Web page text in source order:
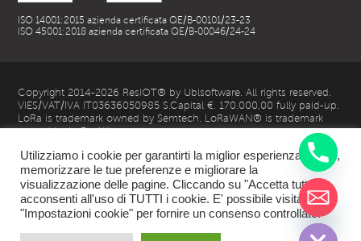
ISO 14001:2015 azienda certificata QE/B-00101/23-23
ISO 45001:2018 azienda certificata QE/B-00046/24-24
Copyright 2014-2026 ResIOT® by Ublsoftware. All rights reserved.
VIES/VAT/IVA IT03636050985 S.Capital €. 170.000,00 fully paid-up.
LoRa is trademark owned by Semtech. LoRaWAN® is trademark
owned by LoRa Alliance
Utilizziamo i cookie per garantirti la miglior esperienza utente,
memorizzare le tue preferenze e migliorare la
visualizzazione delle pagine. Cliccando su "Accetta tutto",
acconsenti all'uso di TUTTI i cookie. E' possibile visitare
"Impostazioni cookie" per fornire un consenso controllato.
Hide
chaty